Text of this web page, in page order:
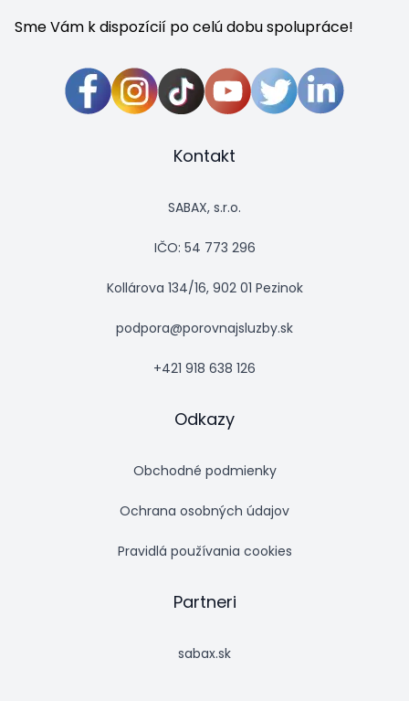
Sme Vám k dispozícií po celú dobu spolupráce!
Kontakt
SABAX, s.r.o.
IČO: 54 773 296
Kollárova 134/16, 902 01 Pezinok
podpora@porovnajsluzby.sk
+421 918 638 126
Odkazy
Obchodné podmienky
Ochrana osobných údajov
Pravidlá používania cookies
Partneri
sabax.sk